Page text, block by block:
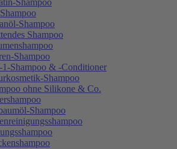
Shampoo
Shampoo
Shampoo
Shampoo
1-Shampoo & -Conditioner
Shampoo
ohne Silikone & Co.
Shampoo